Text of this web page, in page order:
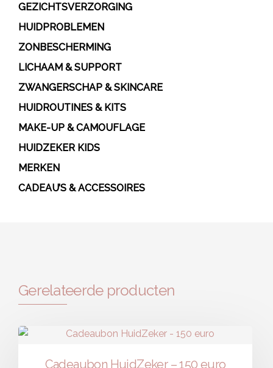
GEZICHTSVERZORGING
HUIDPROBLEMEN
ZONBESCHERMING
LICHAAM & SUPPORT
ZWANGERSCHAP & SKINCARE
HUIDROUTINES & KITS
MAKE-UP & CAMOUFLAGE
HUIDZEKER KIDS
MERKEN
CADEAU’S & ACCESSOIRES
Gerelateerde producten
Cadeaubon HuidZeker – 150 euro